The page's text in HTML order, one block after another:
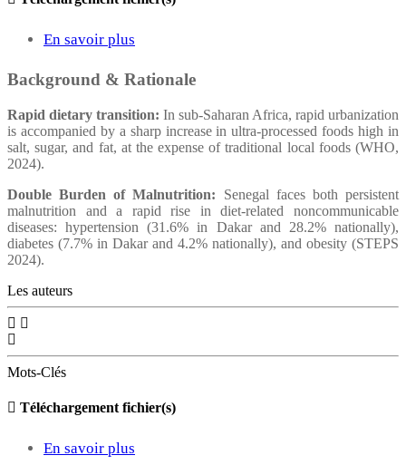
En savoir plus
and
Revitalization
Traditional
Dishes
in
Background & Rationale
Rapid dietary transition: In sub-Saharan Africa, rapid urbanization
is accompanied by a sharp increase in ultra-processed foods high in
salt, sugar, and fat, at the expense of traditional local foods (WHO,
2024).
Double Burden of Malnutrition: Senegal faces both persistent
malnutrition and a rapid rise in diet-related noncommunicable
diseases: hypertension (31.6% in Dakar and 28.2% nationally),
diabetes (7.7% in Dakar and 4.2% nationally), and obesity (STEPS
2024).
Les auteurs
Mots-Clés
Téléchargement fichier(s)
En savoir plus